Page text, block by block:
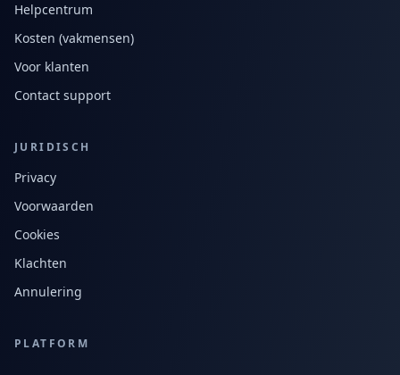
Helpcentrum
Kosten (vakmensen)
Voor klanten
Contact support
JURIDISCH
Privacy
Voorwaarden
Cookies
Klachten
Annulering
PLATFORM